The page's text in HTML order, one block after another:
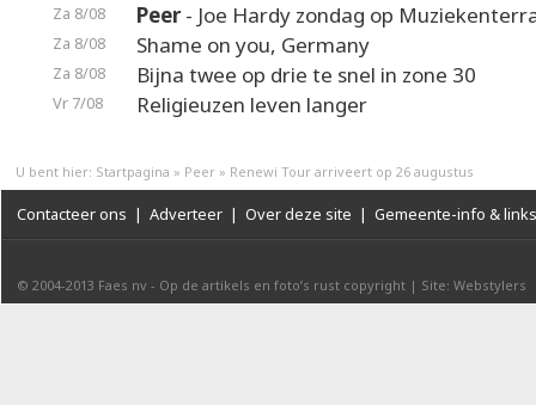
Za 8/08 Peer- Joe Hardy zondag op
Za 8/08 Shame on you, Germany
Za 8/08 Bijna twee op drie te snel in zone 30
Vr 7/08 Religieuzen leven langer
U bent hier: Startpagina » Peer » Renewi Tour arriveert op 26 augustus
Contacteer ons | Adverteer | Over deze site | Gemeente-info & links
© 2004-2013 Faes nv - Op de artikels en foto’s rust copyright | Site: Webstylers